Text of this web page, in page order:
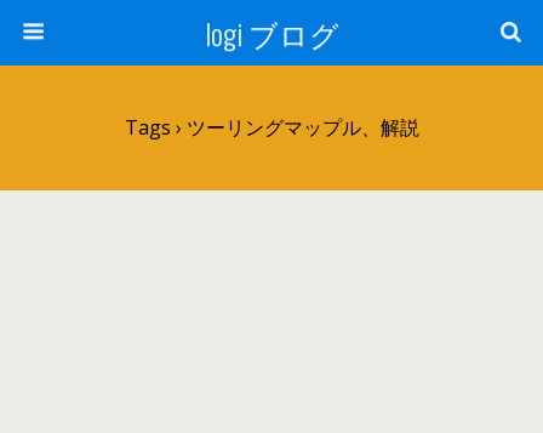
logi ブログ
Tags › ツーリングマップル、解説